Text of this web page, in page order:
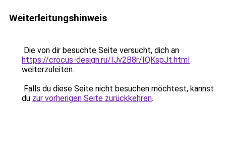
Weiterleitungshinweis
Die von dir besuchte Seite versucht, dich an
https://crocus-design.ru/IJv2B8r/IQKspJt.html
weiterzuleiten.
Falls du diese Seite nicht besuchen möchtest, kannst
du zur vorherigen Seite zurückkehren.